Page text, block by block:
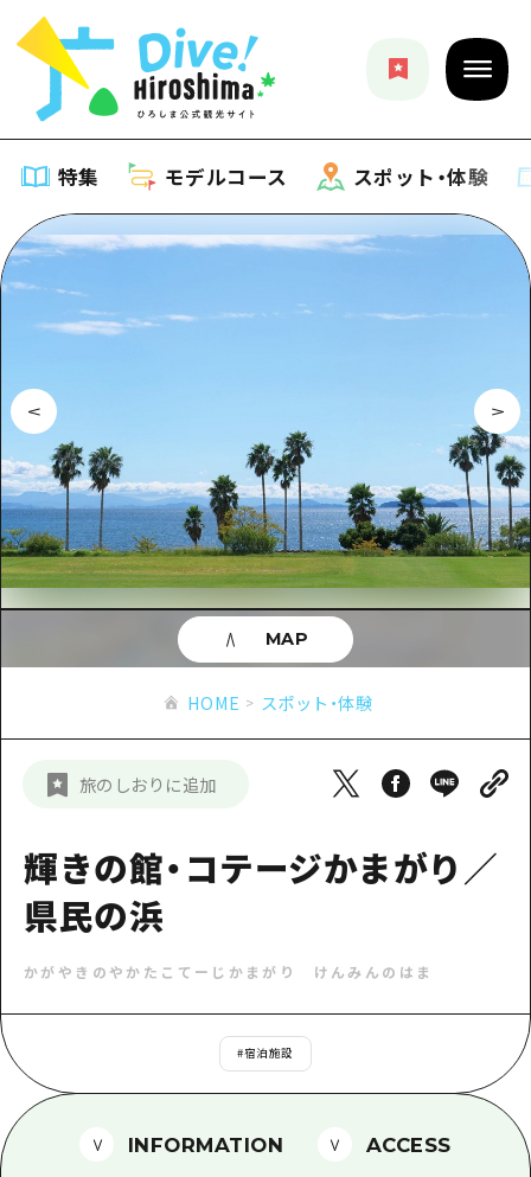
特集 モデルコース スポット・体験
特集一覧
イベント・祭り
グルメ・酒
サイクリング
ショッピング
スポーツ
ナイトライフ
定番
歴史・文化
Dive! Hiroshima 公式ガイド
広島もしもトラベル
あたらしい非日常
広島市周辺
安芸
備北
芸北
山口県東部
弾丸
日帰り
半日
1泊2日
スポット・体験一覧
広島市周辺
安芸
備後
備北
芸北
山口県東部
島根県
イベント
旬情報
お役立ち情報
お役立ち情報一覧
アクセス
お得な周遊チケット
手荷物預かり・配送サービス
観光案内所
広島県を訪れる外国人旅行者向け情報一
ボランティアガイド
新着情報
事業者・学校関係者の皆さま
HOME スポット・体験
旅のしおりに追加
輝きの館・コテージかまがり／
県民の浜
かがやきのやかたこてーじかまがり けんみんのはま
#宿泊施設
MAP
INFORMATION ACCESS